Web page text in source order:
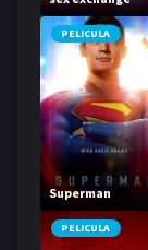
PELICULA
Superman
PELICULA